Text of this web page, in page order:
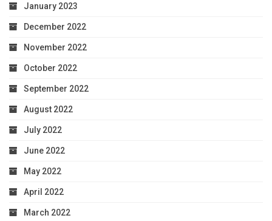
January 2023
December 2022
November 2022
October 2022
September 2022
August 2022
July 2022
June 2022
May 2022
April 2022
March 2022